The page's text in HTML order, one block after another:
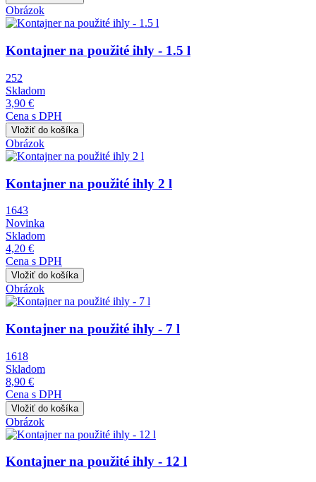
Obrázok
Kontajner na použité ihly - 1.5 l
252
Skladom
3,90 €
Cena s DPH
Obrázok
Kontajner na použité ihly 2 l
1643
Novinka
Skladom
4,20 €
Cena s DPH
Obrázok
Kontajner na použité ihly - 7 l
1618
Skladom
8,90 €
Cena s DPH
Obrázok
Kontajner na použité ihly - 12 l